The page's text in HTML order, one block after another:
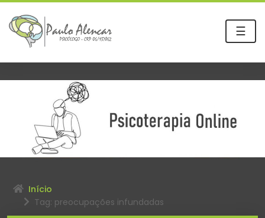
☰
Início
Tag: preocupações infundadas